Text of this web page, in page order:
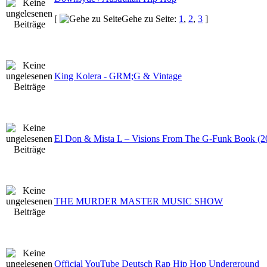
[
Gehe zu Seite: 1 , 2, 3 ]
King Kolera - GRM;G & Vintage
El Don & Mista L – Visions From The G-Funk Book
THE MURDER MASTER MUSIC SHOW
Official YouTube Deutsch Rap Hip Hop Underground